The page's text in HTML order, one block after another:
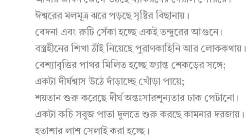
ঈশ্বরের মলমূত্র ঝরে পড়ছে সৃষ্টির বিছানায়।
বেদনা এবং রুটি সেঁকা হচ্ছে একই তন্দুরের আগুনে।
বস্ত্রহীনের শিখা ঠাঁই নিয়েছে পুরাণকাহিনি আর লোককথায়।
বেশ্যাবৃত্তির পাথর মিলিত হচ্ছে জ্যান্ত শেকড়ের সঙ্গে;
একটা দীর্ঘশ্বাস উঠে দাঁড়াচ্ছে খোঁড়া পায়ে;
শয়তান শুরু করেছে দীর্ঘ অন্তঃসারশূন্যতার ঢাক পেটানো।
একটা কচি সবুজ পাতা দুলতে শুরু করছে কামনার দরজায়।
হতাশার লাশ সেলাই করা হচ্ছে।